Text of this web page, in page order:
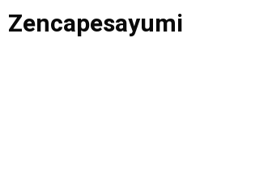
Saltar
alZencapesayumi